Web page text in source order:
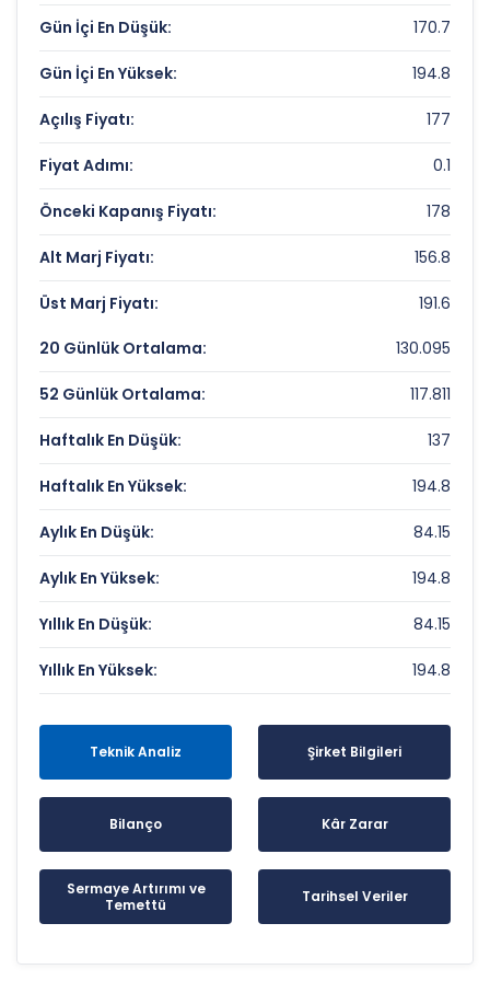
Çarpanları
Fiyat/Kazanç (F/K):
95.75
Piyasa Değeri/Defter Değeri (PD/DD):
28.06
PASIFIK EURASIA LOJISTIK Rekorlar ve
Önemli Seviyeler
Bugün Gördüğü En Yüksek Fiyat:
Son 1 Yılın Zirvesi:
194.8 TL
Son 1 Yılın Dibi:
84.15 TL
Gün İçi En Düşük: 170.7
Gün İçi En Yüksek: 194.8
Açılış Fiyatı: 177
Fiyat Adımı: 0.1
Önceki Kapanış Fiyatı: 178
Alt Marj Fiyatı: 156.8
Üst Marj Fiyatı: 191.6
20 Günlük Ortalama: 130.095
52 Günlük Ortalama: 117.811
Haftalık En Düşük: 137
Haftalık En Yüksek: 194.8
Aylık En Düşük: 84.15
Aylık En Yüksek: 194.8
Yıllık En Düşük: 84.15
Yıllık En Yüksek: 194.8
Teknik Analiz Şirket Bilgileri
Bilanço Kâr Zarar
Sermaye Artırımı ve
Temettü
Tarihsel Veriler